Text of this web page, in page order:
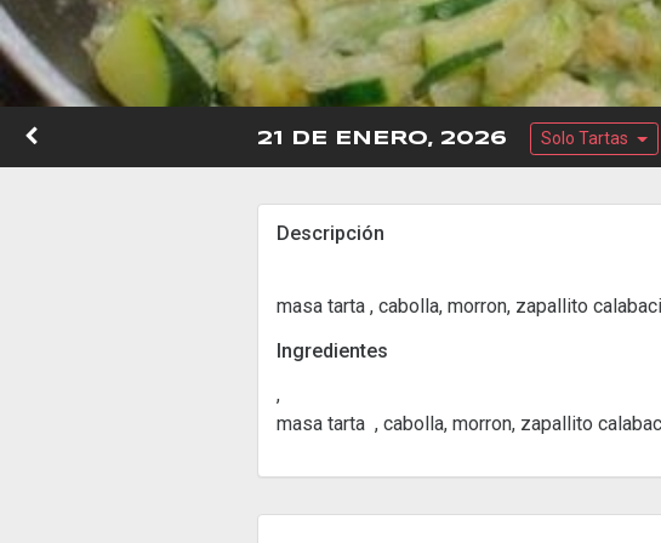
21 DE ENERO, 2026 Solo Tartas
Descripción
masa tarta , cabolla, morron, zapallito
Ingredientes
,
masa tarta , cabolla, morron, zapallito